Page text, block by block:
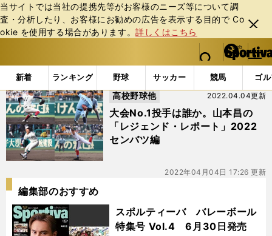
当サイトでは当社の提携先等がお客様のニーズ等について調
査・分析したり、お客様にお勧めの広告を表⽰する⽬的で Co
okie を使⽤する場合があります。詳しくはこちら
閉じ
る
web Sportiva (webスポルティーバ)
検索
マイペ
ー
ジ
メニュ
新着 ランキング 野球 サッカー 競馬 ゴ
b
ス
ポ
ル
テ
ィ
ー
バ
「#榎谷礼央」の最新ニュース・ 情報
大会No.1投手は誰か。山本昌の
「レジェンド・レポート」2022
センバツ編
2022.04.04更新
高校野球他
2022年04月04日 17:26 更新
編集部のおすすめ
スポルティーバ バレーボール
特集号 Vol.4 6月30日発売